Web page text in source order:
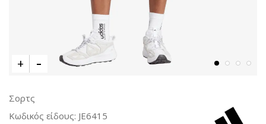
Σορτς
Κωδικός είδους: JE6415